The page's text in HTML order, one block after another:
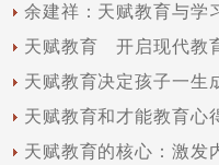
余建祥：天赋教育与学
天赋教育 开启现代教
天赋教育决定孩子一生
天赋教育和才能教育心
天赋教育的核心：激发